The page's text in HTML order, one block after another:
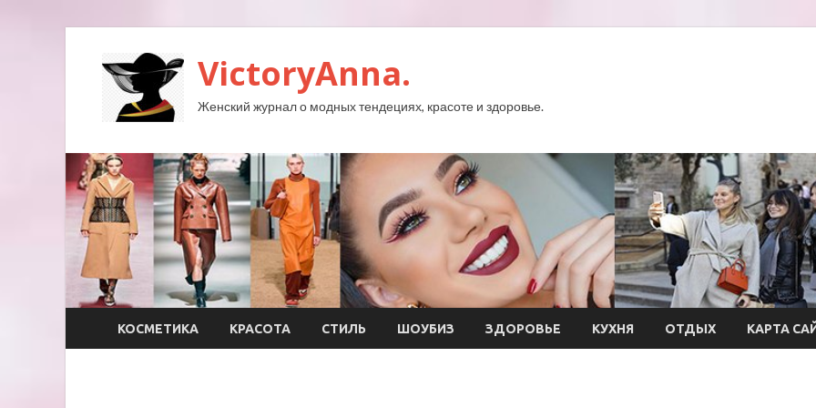
VictoryAnna.
Женский журнал о модных тендециях, красоте и здоровье.
КОСМЕТИКА КРАСОТА СТИЛЬ ШОУБИЗ ЗДОРОВЬЕ КУХНЯ ОТДЫХ КАРТА